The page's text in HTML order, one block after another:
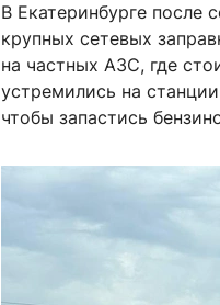
В Екатеринбурге
крупных сетевых
на частных АЗС, где
устремились на
чтобы запастись